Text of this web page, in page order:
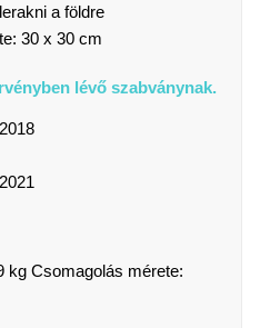
a földre
30 x 30 cm
lévő szabványnak.
kg Csomagolás mérete: